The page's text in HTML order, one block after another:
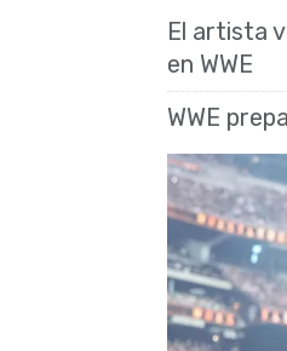
El artista
en WWE
WWE